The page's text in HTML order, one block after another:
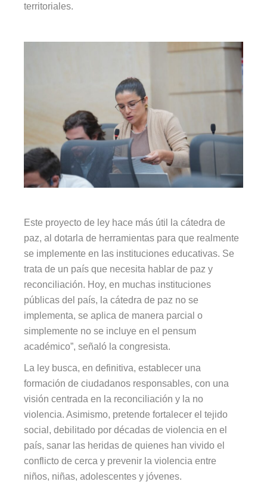
territoriales.
Este proyecto de ley hace más útil la cátedra de
paz, al dotarla de herramientas para que realmente
se implemente en las instituciones educativas. Se
trata de un país que necesita hablar de paz y
reconciliación. Hoy, en muchas instituciones
públicas del país, la cátedra de paz no se
implementa, se aplica de manera parcial o
simplemente no se incluye en el pensum
académico”, señaló la congresista.
La ley busca, en definitiva, establecer una
formación de ciudadanos responsables, con una
visión centrada en la reconciliación y la no
violencia. Asimismo, pretende fortalecer el tejido
social, debilitado por décadas de violencia en el
país, sanar las heridas de quienes han vivido el
conflicto de cerca y prevenir la violencia entre
niños, niñas, adolescentes y jóvenes.